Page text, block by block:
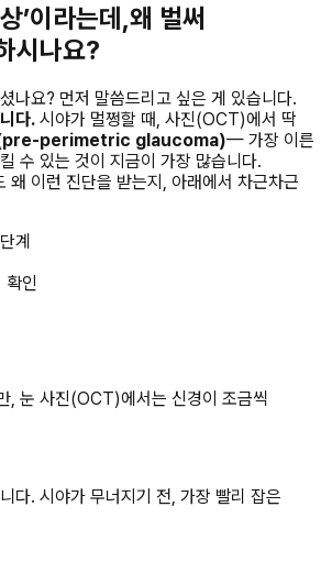
’이라는데,왜 벌써
시나요?
나요? 먼저 말씀드리고 싶은 게 있습니다.
다. 시야가 멀쩡할 때, 사진(OCT)에서 딱
(pre-perimetric glaucoma)— 가장 이른
수 있는 것이 지금이 가장 많습니다.
왜 이런 진단을 받는지, 아래에서 차근차근
계
확인
, 눈 사진(OCT)에서는 신경이 조금씩
다. 시야가 무너지기 전, 가장 빨리 잡은